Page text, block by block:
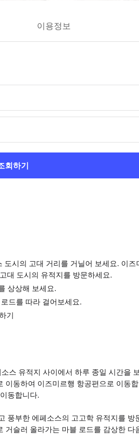
이용정보
회하기
시의 고대 거리를 거닐어 보세요. 이즈
대 도시의 유적지를 방문하세요.
상상해 보세요.
드를 따라 걸어보세요.
기
스 유적지 사이에서 하루 종일 시간을
동하여 이즈미르행 항공편으로 이동
동합니다.
풍부한 에페소스의 고고학 유적지를 방
슬러 올라가는 마블 로드를 감상한 다